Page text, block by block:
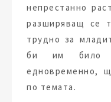
непрестанно
разширяващ се
трудно за
би им било
едновременно,
по темата.